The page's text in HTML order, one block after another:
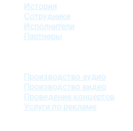
История
Сотрудники
Исполнители
Партнеры
Производство аудио
Производство видео
Проведение концертов
Услуги по рекламе